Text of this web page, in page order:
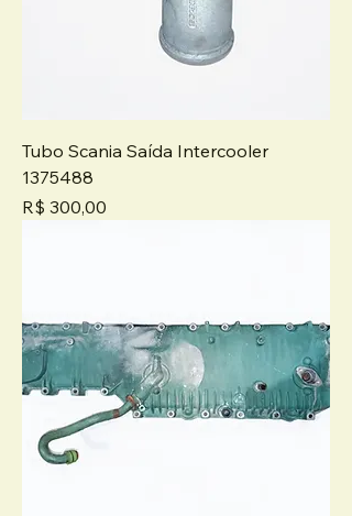
Tubo Scania Saída Intercooler
1375488
Preço
R$ 300,00